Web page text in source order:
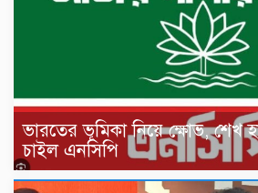
ভারতের ভূমিকা নিয়ে ক্ষোভ, শেখ
চাইল এনসিপি